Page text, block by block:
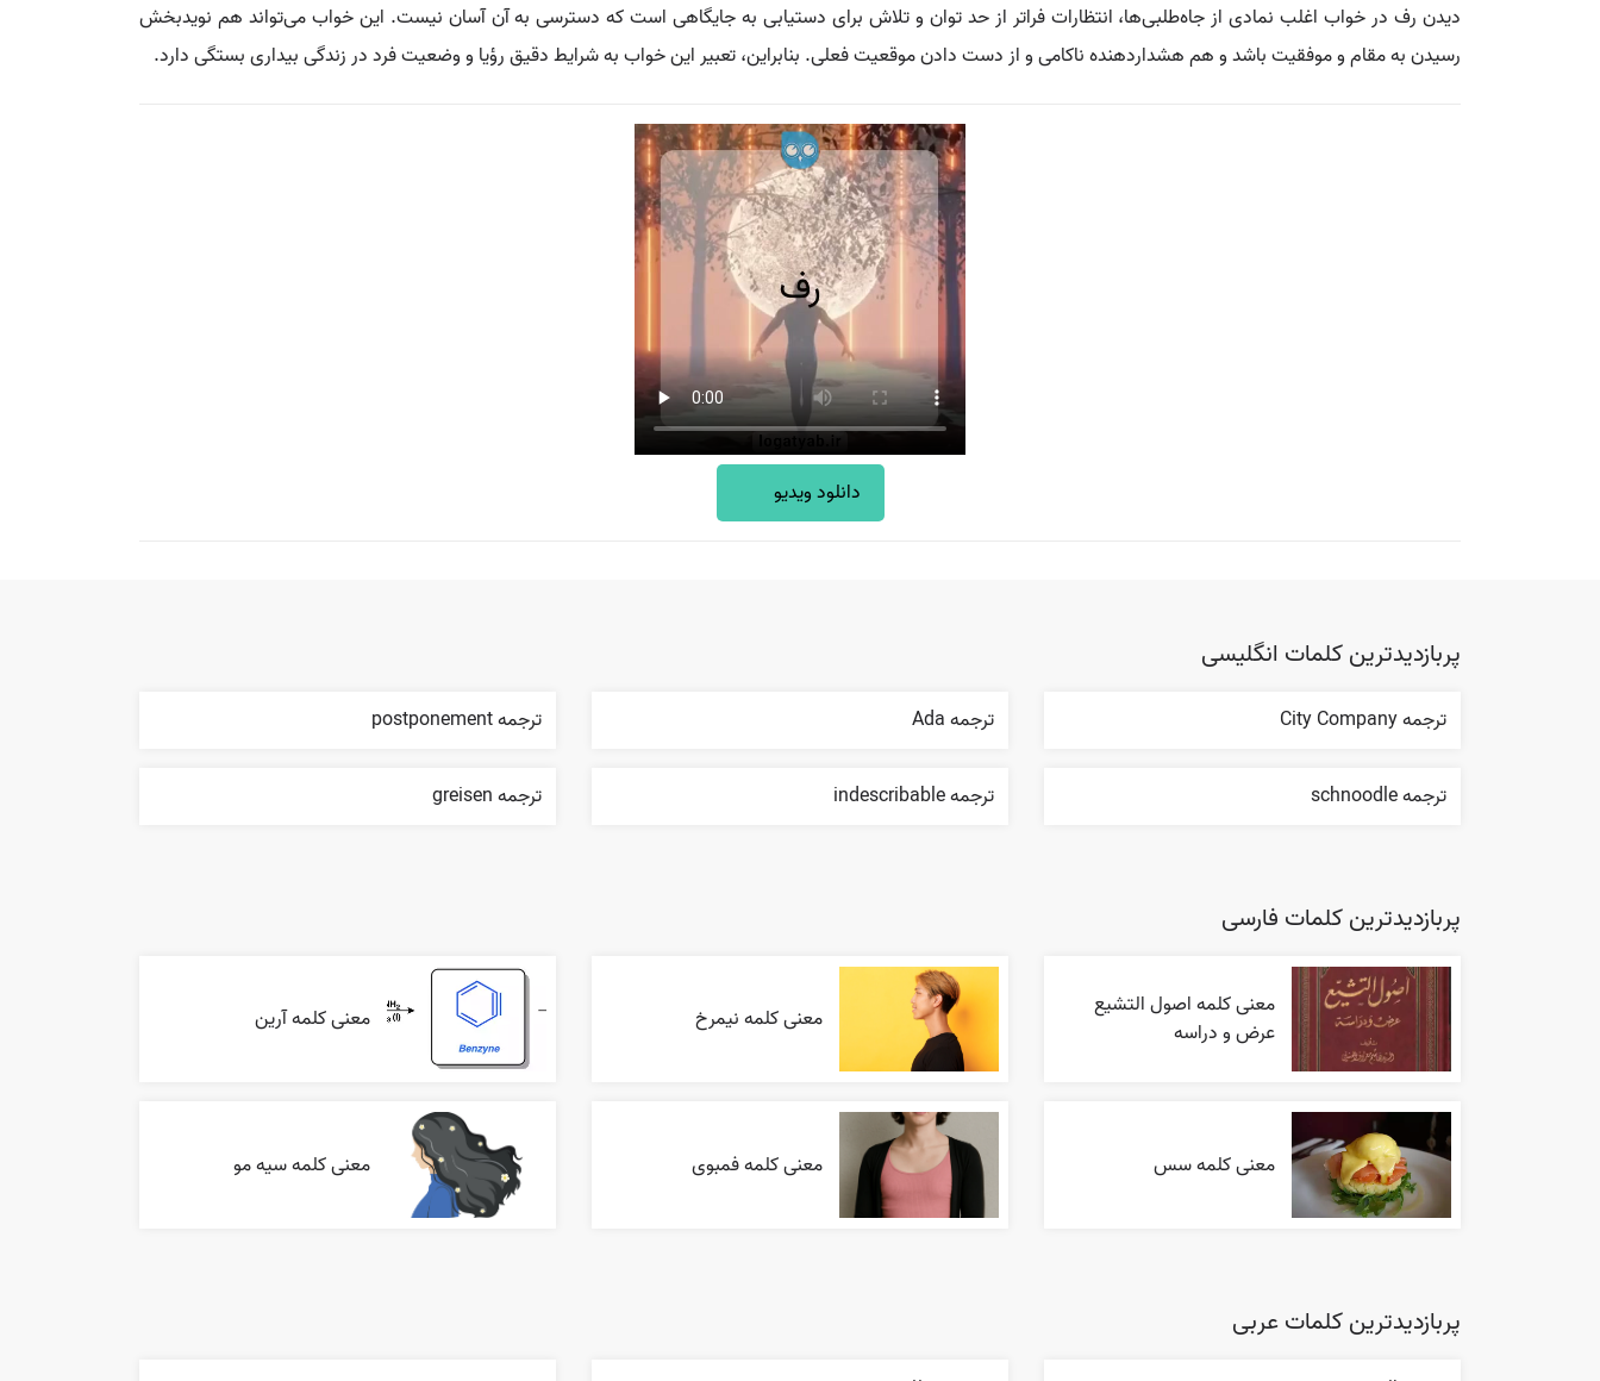
دیدن رف در خواب اغلب نمادی از جاه‌طلبی‌ها، انتظارات فراتر از حد توان و تلاش برای دستیابی به جایگاهی است که دسترسی به آن آسان نیست. این خواب می‌تواند هم نویدبخش
رسیدن به مقام و موفقیت باشد و هم هشداردهنده ناکامی و از دست دادن موقعیت فعلی. بنابراین، تعبیر این خواب به شرایط دقیق رؤیا و وضعیت فرد در زندگی بیداری بستگی دارد.
دانلود ویدیو
پربازدیدترین کلمات انگلیسی
ترجمه City Company ترجمه Ada ترجمه postponement
ترجمه schnoodle ترجمه indescribable ترجمه greisen
پربازدیدترین کلمات فارسی
معنی کلمه اصول التشیع
عرض و دراسه
معنی کلمه نیمرخ معنی کلمه آرین
معنی کلمه سس معنی کلمه فمبوی معنی کلمه سیه مو
پربازدیدترین کلمات عربی